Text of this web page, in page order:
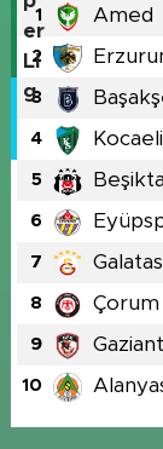
1 Amed
2
3
4
5
6
7
8 Çorum
9
10